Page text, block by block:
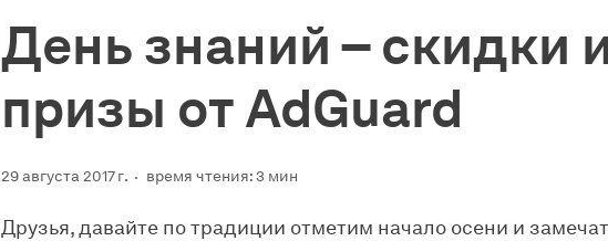
День знаний – скидки
призы от AdGuard
29 августа 2017 г. время чтения: 3 мин
Друзья, давайте по традиции отметим начало осени и